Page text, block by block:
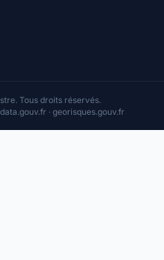
Tous droits réservés.
· georisques.gouv.fr